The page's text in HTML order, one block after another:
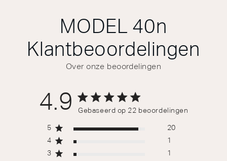
MODEL 40n
Klantbeoordelingen
Over onze beoordelingen
4.9 4.9 out of 5 stars 22 total reviews
Gebaseerd op 22 beoordelingen
5
20
4
1
3
1